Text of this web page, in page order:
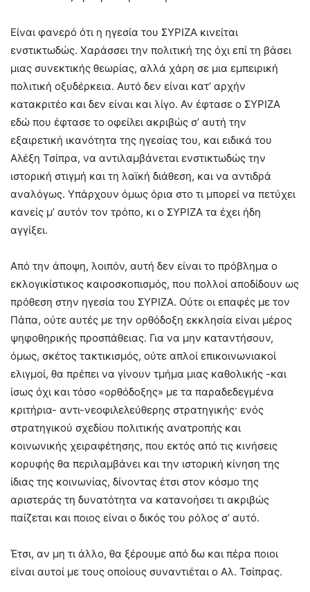
Είναι φανερό ότι η ηγεσία του ΣΥΡΙΖΑ κινείται
ενστικτωδώς. Χαράσσει την πολιτική της όχι επί τη βάσει
μιας συνεκτικής θεωρίας, αλλά χάρη σε μια εμπειρική
πολιτική οξυδέρκεια. Αυτό δεν είναι κατ’ αρχήν
κατακριτέο και δεν είναι και λίγο. Αν έφτασε ο ΣΥΡΙΖΑ
εδώ που έφτασε το οφείλει ακριβώς σ’ αυτή την
εξαιρετική ικανότητα της ηγεσίας του, και ειδικά του
Αλέξη Τσίπρα, να αντιλαμβάνεται ενστικτωδώς την
ιστορική στιγμή και τη λαϊκή διάθεση, και να αντιδρά
αναλόγως. Υπάρχουν όμως όρια στο τι μπορεί να πετύχει
κανείς μ’ αυτόν τον τρόπο, κι ο ΣΥΡΙΖΑ τα έχει ήδη
αγγίξει.
Από την άποψη, λοιπόν, αυτή δεν είναι το πρόβλημα ο
εκλογικίστικος καιροσκοπισμός, που πολλοί αποδίδουν ως
πρόθεση στην ηγεσία του ΣΥΡΙΖΑ. Ούτε οι επαφές με τον
Πάπα, ούτε αυτές με την ορθόδοξη εκκλησία είναι μέρος
ψηφοθηρικής προσπάθειας. Για να μην καταντήσουν,
όμως, σκέτος τακτικισμός, ούτε απλοί επικοινωνιακοί
ελιγμοί, θα πρέπει να γίνουν τμήμα μιας καθολικής -και
ίσως όχι και τόσο «ορθόδοξης» με τα παραδεδεγμένα
κριτήρια- αντι-νεοφιλελεύθερης στρατηγικής· ενός
στρατηγικού σχεδίου πολιτικής ανατροπής και
κοινωνικής χειραφέτησης, που εκτός από τις κινήσεις
κορυφής θα περιλαμβάνει και την ιστορική κίνηση της
ίδιας της κοινωνίας, δίνοντας έτσι στον κόσμο της
αριστεράς τη δυνατότητα να κατανοήσει τι ακριβώς
παίζεται και ποιος είναι ο δικός του ρόλος σ’ αυτό.
Έτσι, αν μη τι άλλο, θα ξέρουμε από δω και πέρα ποιοι
είναι αυτοί με τους οποίους συναντιέται ο Αλ. Τσίπρας.